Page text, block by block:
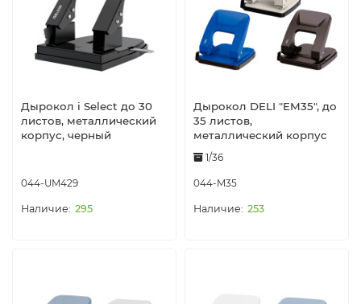
Дырокол i Select до 30
листов, металлический
корпус, черный
044-UM429
295
Дырокол DELI "EM35", до
35 листов,
металлический корпус
1/36
044-M35
253